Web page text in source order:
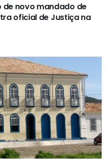
novo mandado de
oficial de Justiça na